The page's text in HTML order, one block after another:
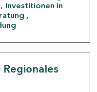
Investitionen in